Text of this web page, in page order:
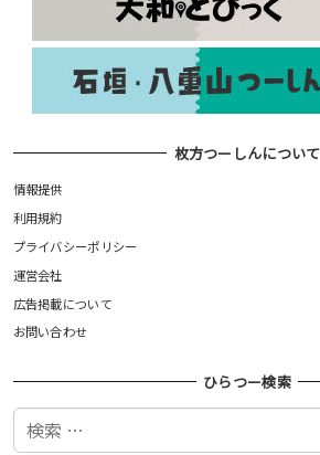
枚方つーしんについて
情報提供
利用規約
プライバシーポリシー
運営会社
広告掲載について
お問い合わせ
ひらつー検索
検